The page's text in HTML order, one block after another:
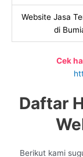
Website Jasa
di
Cek
Daftar
Berikut kami